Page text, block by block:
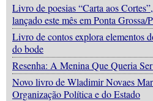
Livro de poesias “Carta aos
lançado este mês em Ponta Grossa/
Livro de contos explora elementos
do bode
Resenha: A Menina Que Queria
Novo livro de Wladimir Novaes
Organização Política e do Estado